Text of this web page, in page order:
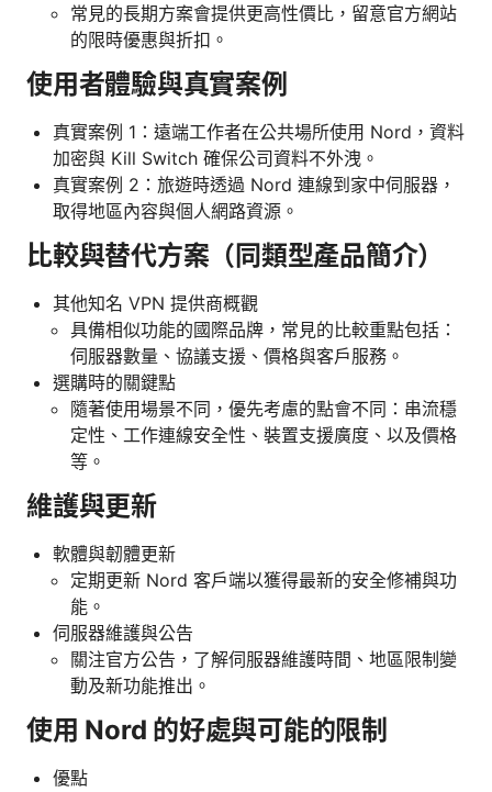
常見的長期方案會提供更高性價比，留意官方網站
的限時優惠與折扣。
使用者體驗與真實案例
真實案例 1：遠端工作者在公共場所使用 Nord，資料
加密與 Kill Switch 確保公司資料不外洩。
真實案例 2：旅遊時透過 Nord 連線到家中伺服器，
取得地區內容與個人網路資源。
比較與替代方案（同類型產品簡介）
其他知名 VPN 提供商概觀
具備相似功能的國際品牌，常見的比較重點包括：
伺服器數量、協議支援、價格與客戶服務。
選購時的關鍵點
隨著使用場景不同，優先考慮的點會不同：串流穩
定性、工作連線安全性、裝置支援廣度、以及價格
等。
維護與更新
軟體與韌體更新
定期更新 Nord 客戶端以獲得最新的安全修補與功
能。
伺服器維護與公告
關注官方公告，了解伺服器維護時間、地區限制變
動及新功能推出。
使用 Nord 的好處與可能的限制
優點